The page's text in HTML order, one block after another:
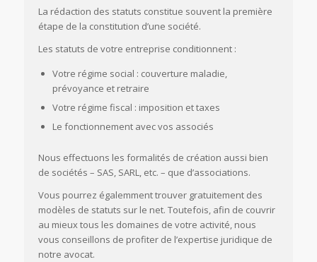
La rédaction des statuts constitue souvent la première
étape de la constitution d’une société.
Les statuts de votre entreprise conditionnent :
Votre régime social : couverture maladie,
prévoyance et retraire
Votre régime fiscal : imposition et taxes
Le fonctionnement avec vos associés
Nous effectuons les formalités de création aussi bien
de sociétés – SAS, SARL, etc. – que d’associations.
Vous pourrez égalemment trouver gratuitement des
modèles de statuts sur le net. Toutefois, afin de couvrir
au mieux tous les domaines de votre activité, nous
vous conseillons de profiter de l’expertise juridique de
notre avocat.